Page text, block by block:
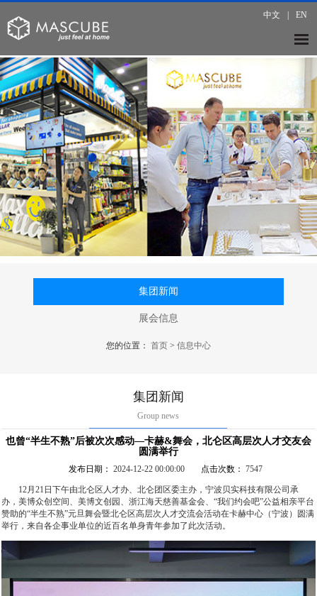
中文 EN
集团新闻
展会信息
您的位置： 首页> 信息中心
集团新闻
Group news
也曾“半生不熟”后被次次感动—卡赫&舞会，北仑区高层次人才交友会
圆满举行
发布日期： 2024-12-22 00:00:00 点击次数： 7547
12月21日下午由北仑区人才办、北仑团区委主办，宁波贝实科技有限公司承
办，美博众创空间、美博文创园、浙江海天慈善基金会、“我们约会吧”公益相亲平台
赞助的“半生不熟”元旦舞会暨北仑区高层次人才交流会活动在卡赫中心（宁波）圆满
举行，来自各企事业单位的近百名单身青年参加了此次活动。